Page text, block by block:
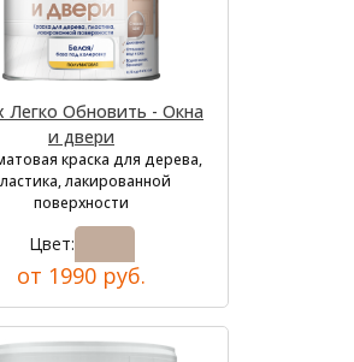
Легко Обновить - Окна
и двери
краска для дерева,
лакированной
поверхности
Цвет:
от 1990 руб.